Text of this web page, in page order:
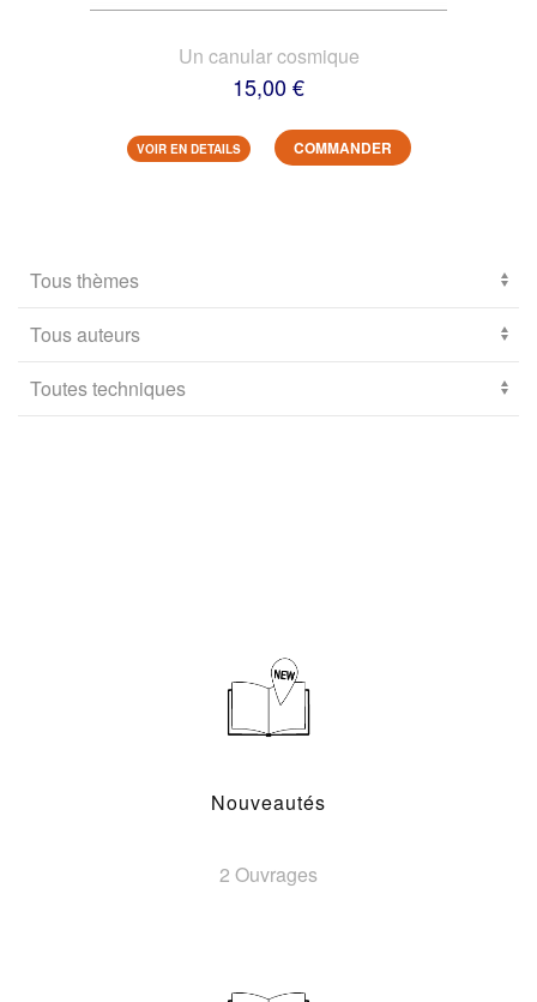
Un canular cosmique
15,00 €
VOIR EN DETAILS COMMANDER
Nouveautés
2 Ouvrages